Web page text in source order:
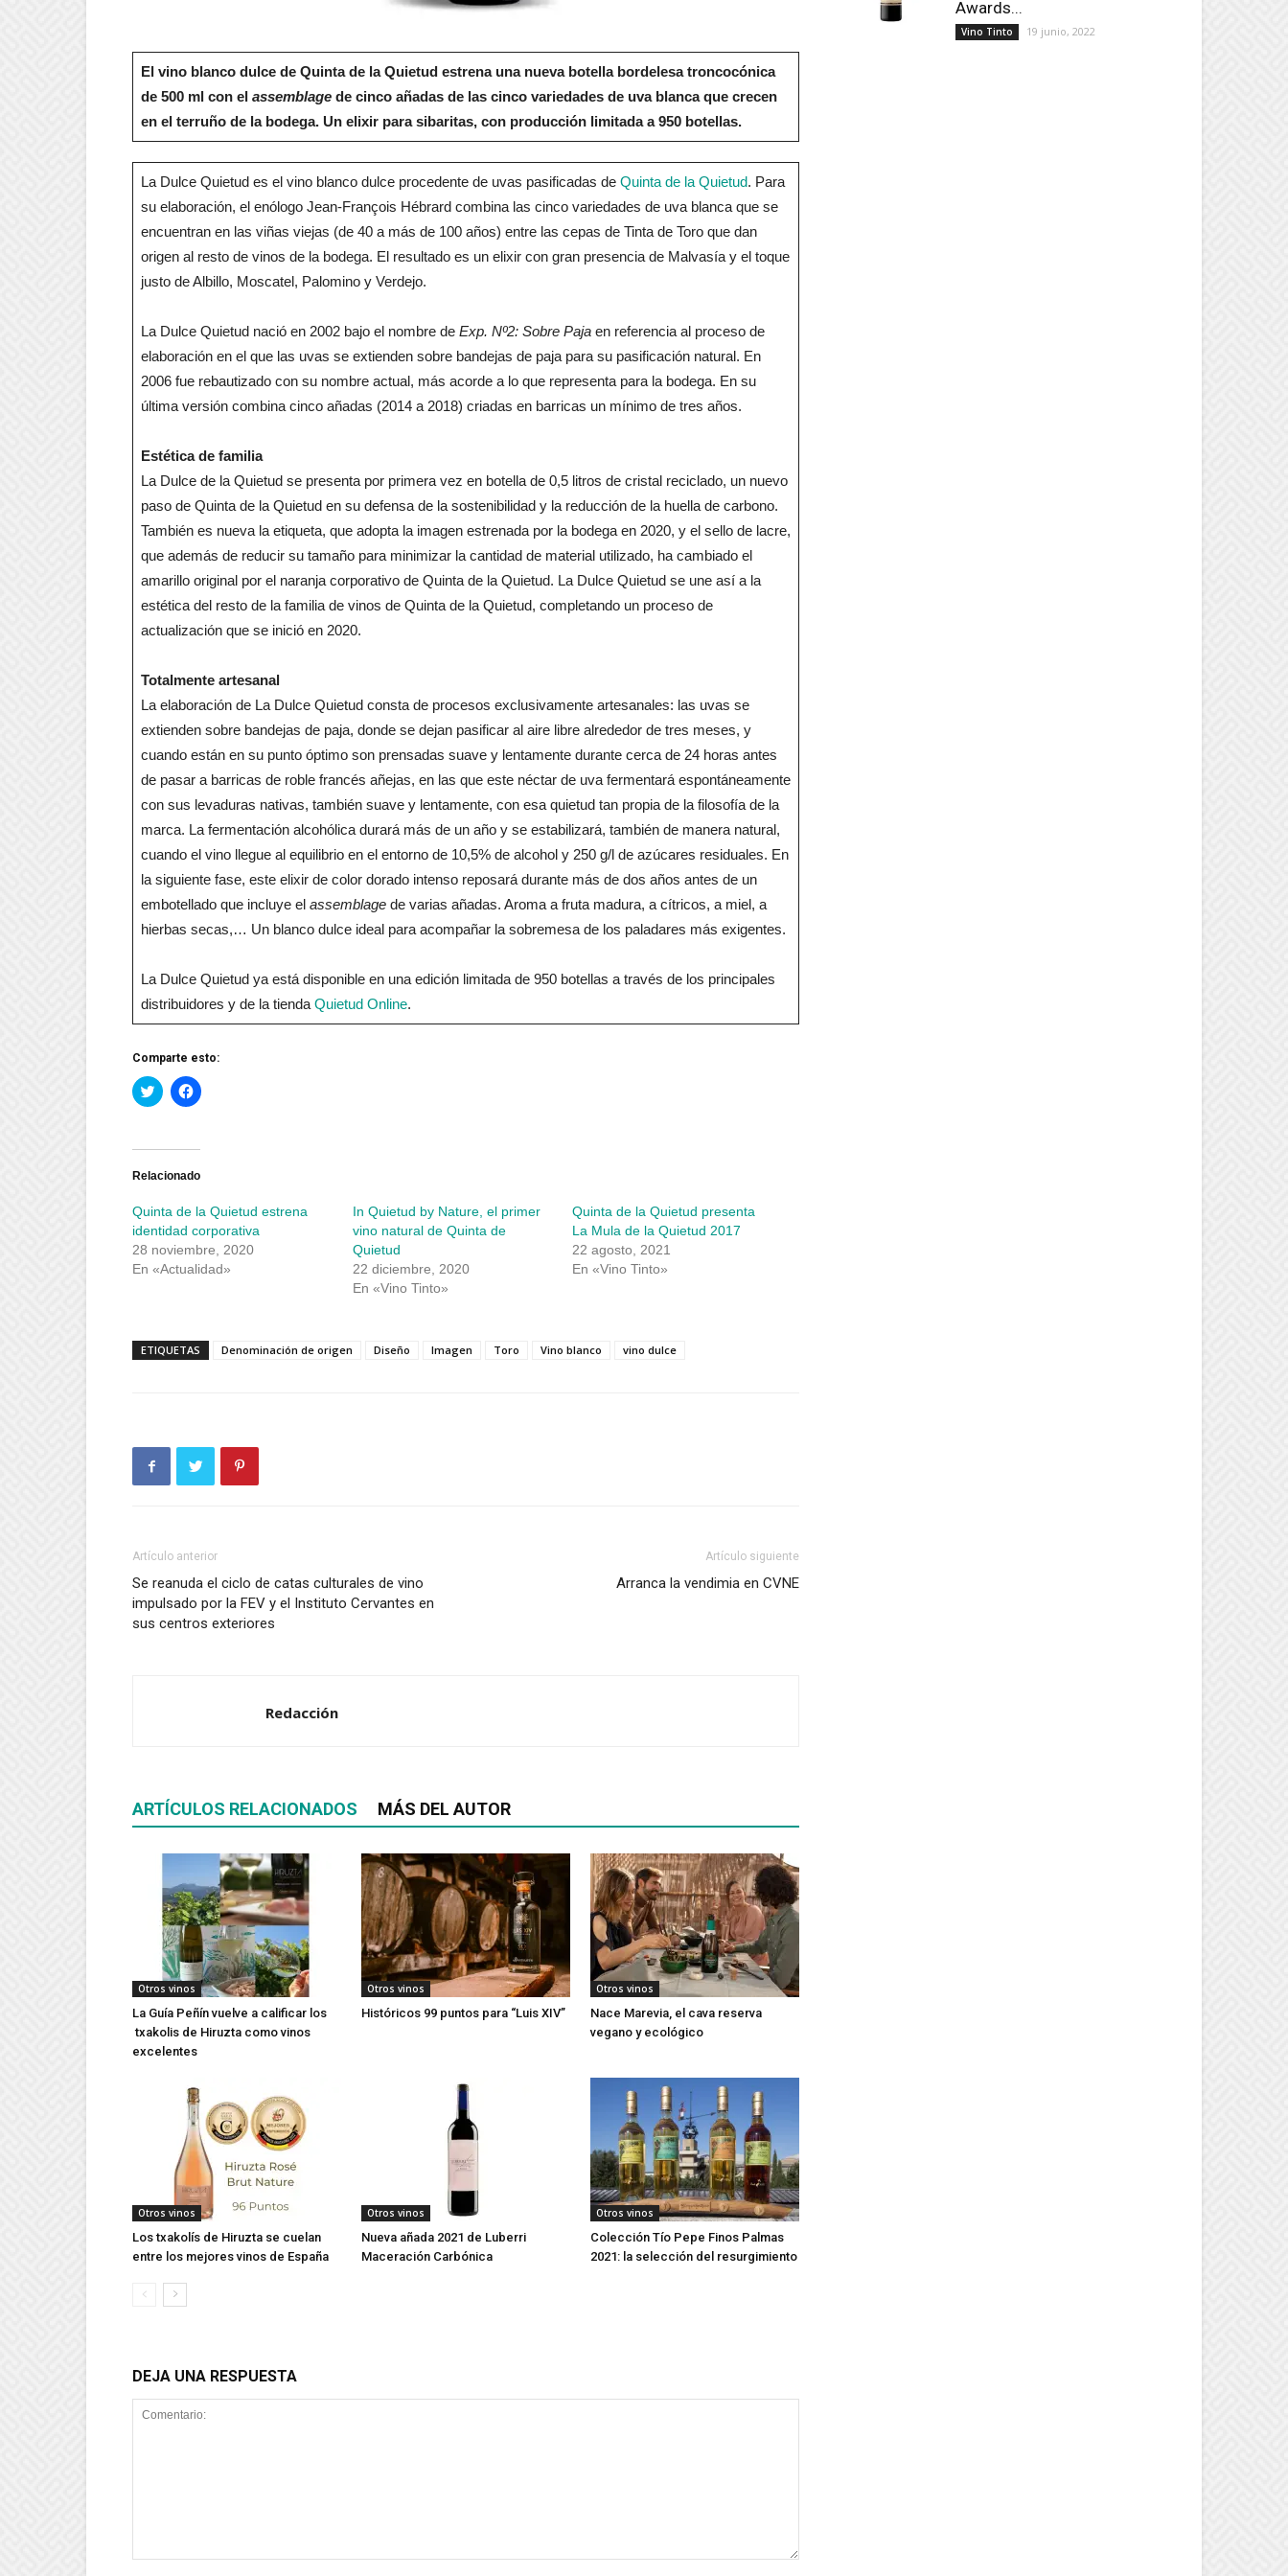
El vino blanco dulce de Quinta de la Quietud estrena una nueva botella bordelesa troncocónica
de 500 ml con el assemblage de cinco añadas de las cinco variedades de uva blanca que crecen
en el terruño de la bodega. Un elixir para sibaritas, con producción limitada a 950 botellas.
La Dulce Quietud es el vino blanco dulce procedente de uvas pasificadas de Quinta de la Quietud. Para
su elaboración, el enólogo Jean-François Hébrard combina las cinco variedades de uva blanca que se
encuentran en las viñas viejas (de 40 a más de 100 años) entre las cepas de Tinta de Toro que dan
origen al resto de vinos de la bodega. El resultado es un elixir con gran presencia de Malvasía y el toque
justo de Albillo, Moscatel, Palomino y Verdejo.
La Dulce Quietud nació en 2002 bajo el nombre de Exp. Nº2: Sobre Paja en referencia al proceso de
elaboración en el que las uvas se extienden sobre bandejas de paja para su pasificación natural. En
2006 fue rebautizado con su nombre actual, más acorde a lo que representa para la bodega. En su
última versión combina cinco añadas (2014 a 2018) criadas en barricas un mínimo de tres años.
Estética de familia
La Dulce de la Quietud se presenta por primera vez en botella de 0,5 litros de cristal reciclado, un nuevo
paso de Quinta de la Quietud en su defensa de la sostenibilidad y la reducción de la huella de carbono.
También es nueva la etiqueta, que adopta la imagen estrenada por la bodega en 2020, y el sello de lacre,
que además de reducir su tamaño para minimizar la cantidad de material utilizado, ha cambiado el
amarillo original por el naranja corporativo de Quinta de la Quietud. La Dulce Quietud se une así a la
estética del resto de la familia de vinos de Quinta de la Quietud, completando un proceso de
actualización que se inició en 2020.
Totalmente artesanal
La elaboración de La Dulce Quietud consta de procesos exclusivamente artesanales: las uvas se
extienden sobre bandejas de paja, donde se dejan pasificar al aire libre alrededor de tres meses, y
cuando están en su punto óptimo son prensadas suave y lentamente durante cerca de 24 horas antes
de pasar a barricas de roble francés añejas, en las que este néctar de uva fermentará espontáneamente
con sus levaduras nativas, también suave y lentamente, con esa quietud tan propia de la filosofía de la
marca. La fermentación alcohólica durará más de un año y se estabilizará, también de manera natural,
cuando el vino llegue al equilibrio en el entorno de 10,5% de alcohol y 250 g/l de azúcares residuales. En
la siguiente fase, este elixir de color dorado intenso reposará durante más de dos años antes de un
embotellado que incluye el assemblage de varias añadas. Aroma a fruta madura, a cítricos, a miel, a
hierbas secas,… Un blanco dulce ideal para acompañar la sobremesa de los paladares más exigentes.
La Dulce Quietud ya está disponible en una edición limitada de 950 botellas a través de los principales
distribuidores y de la tienda Quietud Online.
Comparte esto:
Haz
clic
Twitter
abre
ventana
nueva)
Haz
clic
Facebook
abre
ventana
nueva)
Relacionado
Quinta de la Quietud estrena
identidad corporativa
28 noviembre, 2020
En «Actualidad»
In Quietud by Nature, el primer
vino natural de Quinta de
Quietud
22 diciembre, 2020
En «Vino Tinto»
Quinta de la Quietud presenta
La Mula de la Quietud 2017
22 agosto, 2021
En «Vino Tinto»
ETIQUETAS Denominación de origen Diseño Imagen Toro Vino blanco vino dulce
Artículo anterior
Se reanuda el ciclo de catas culturales de vino
impulsado por la FEV y el Instituto Cervantes en
sus centros exteriores
Artículo siguiente
Arranca la vendimia en CVNE
Redacción
ARTÍCULOS RELACIONADOS MÁS DEL AUTOR
Otros vinos
La Guía Peñín vuelve a calificar los
txakolis de Hiruzta como vinos
excelentes
Otros vinos
Históricos 99 puntos para “Luis XIV”
Otros vinos
Nace Marevia, el cava reserva
vegano y ecológico
Otros vinos
Los txakolís de Hiruzta se cuelan
entre los mejores vinos de España
Otros vinos
Nueva añada 2021 de Luberri
Maceración Carbónica
Otros vinos
Colección Tío Pepe Finos Palmas
2021: la selección del resurgimiento
DEJA UNA RESPUESTA
Awards...
Vino Tinto 19 junio, 2022